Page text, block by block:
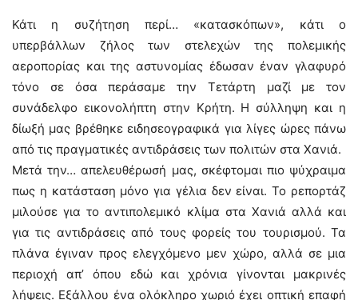
Κάτι η συζήτηση περί… «κατασκόπων», κάτι ο
υπερβάλλων ζήλος των στελεχών της πολεμικής
αεροπορίας και της αστυνομίας έδωσαν έναν γλαφυρό
τόνο σε όσα περάσαμε την Τετάρτη μαζί με τον
συνάδελφο εικονολήπτη στην Κρήτη. Η σύλληψη και η
δίωξή μας βρέθηκε ειδησεογραφικά για λίγες ώρες πάνω
από τις πραγματικές αντιδράσεις των πολιτών στα Χανιά.
Μετά την… απελευθέρωσή μας, σκέφτομαι πιο ψύχραιμα
πως η κατάσταση μόνο για γέλια δεν είναι. Το ρεπορτάζ
μιλούσε για το αντιπολεμικό κλίμα στα Χανιά αλλά και
για τις αντιδράσεις από τους φορείς του τουρισμού. Τα
πλάνα έγιναν προς ελεγχόμενο μεν χώρο, αλλά σε μια
περιοχή απ’ όπου εδώ και χρόνια γίνονται μακρινές
λήψεις. Εξάλλου ένα ολόκληρο χωριό έχει οπτική επαφή